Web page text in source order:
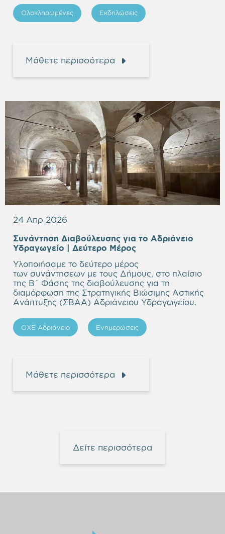
Ολοκληρωμένες Εκδηλώσεις
Μάθετε περισσότερα
24 Απρ 2026
Συνάντηση Διαβούλευσης για το Αδριάνειο
Υδραγωγείο
| Δεύτερο Μέρος
Υλοποιήσαμε το δεύτερο μέρος
των συνάντησεων με τους Δήμους, στο πλαίσιο
της Β΄ Φάσης της διαβούλευσης για τη
διαμόρφωση της Στρατηγικής Βιώσιμης Αστικής
Ανάπτυξης (ΣΒΑΑ) Αδριάνειου Υδραγωγείου.
ΟΧΕ Αδριάνειο Ενημερώσεις
Μάθετε περισσότερα
Δείτε περισσότερα